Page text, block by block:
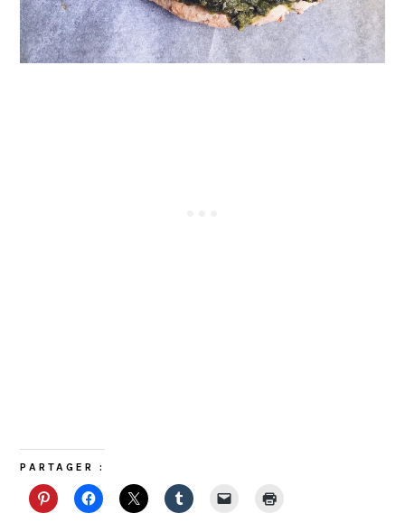
PARTAGER :